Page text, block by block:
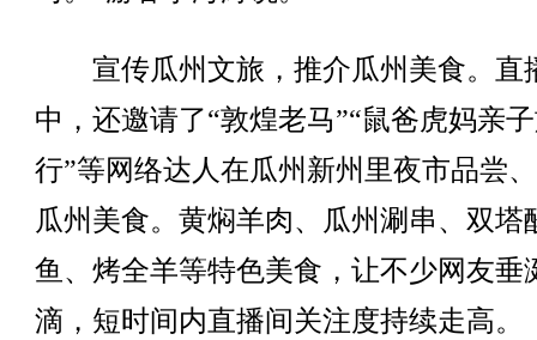
宣传瓜州文旅，推介瓜州美食。直
中，还邀请了“敦煌老马”“鼠爸虎妈亲
行”等网络达人在瓜州新州里夜市品尝
瓜州美食。黄焖羊肉、瓜州涮串、双塔
鱼、烤全羊等特色美食，让不少网友垂
滴，短时间内直播间关注度持续走高。